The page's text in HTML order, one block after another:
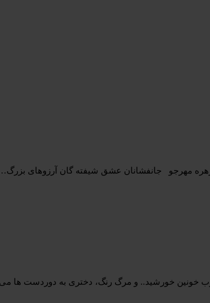
۱۱-۲۷ زهره مهرجو شقایق ها (بهمن ماه 1404) زهره مهرجو جانفشانان عشق شیفته
خونین خورشید.. و مرگ رنگ، دختری به دوردست ها